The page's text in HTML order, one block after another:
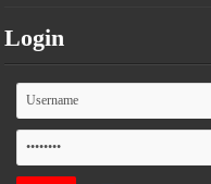
Login